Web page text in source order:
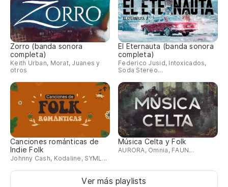
Zorro (banda sonora
completa)
Keith Urban, Morat, Juanes y
otros
El Eternauta (banda sonora
completa)
Federico Jusid, Intoxicados,
Soda Stereo...
Canciones románticas de
Indie Folk
Johnny Cash, Kodaline, SYML...
Música Celta y Folk
AURORA, Omnia, FAUN...
Ver más playlists